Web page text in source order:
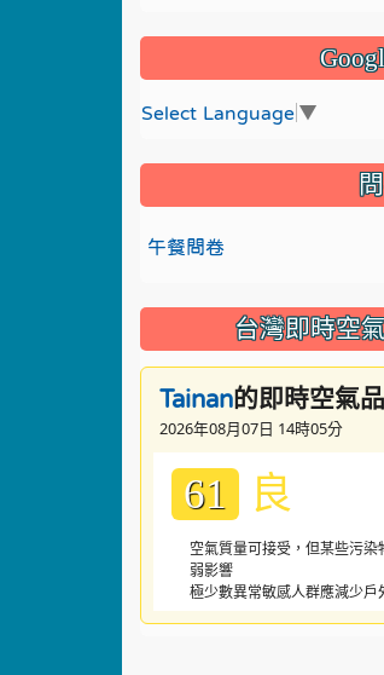
Select Language ▼
午餐問卷
台灣即時空
Tainan的即時空氣
2026年08月07日 14時05分
61 良
空氣質量可接受，但某些污
弱影響
極少數異常敏感人群應減少戶